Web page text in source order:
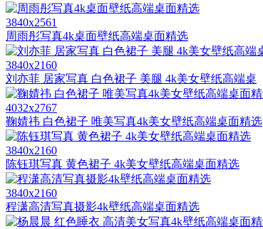
3840x2561
周雨彤写真4k桌面壁纸高端桌面精选
3840x2160
刘亦菲 居家写真 白色裙子 美腿 4k美女壁纸高端桌
4032x2767
鞠婧祎 白色裙子 唯美写真4k美女壁纸高端桌面精选
3840x2160
陈钰琪写真 黄色裙子 4k美女壁纸高端桌面精选
3840x2160
程潇高清写真摄影4k壁纸高端桌面精选